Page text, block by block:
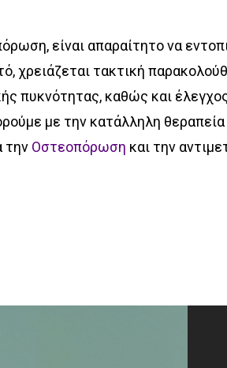
είναι απαραίτητο να
χρειάζεται τακτική
πυκνότητας, καθώς και
με την κατάλληλη
την Οστεοπόρωση και την